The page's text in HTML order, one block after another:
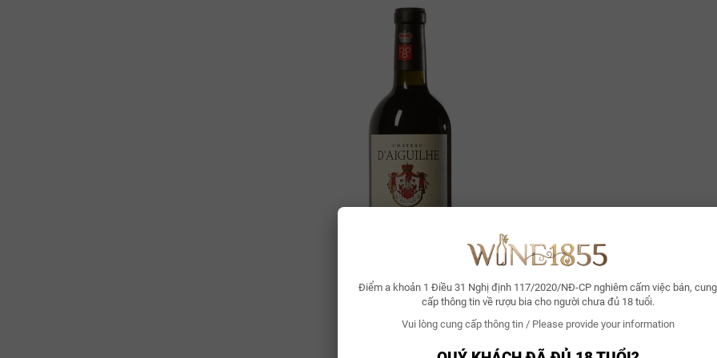
Điểm a khoản 1 Điều 31 Nghị định 117/2020/NĐ-CP nghiêm cấm việc bán, cung
cấp thông tin về rượu bia cho người chưa đủ 18 tuổi.
Vui lòng cung cấp thông tin / Please provide your information